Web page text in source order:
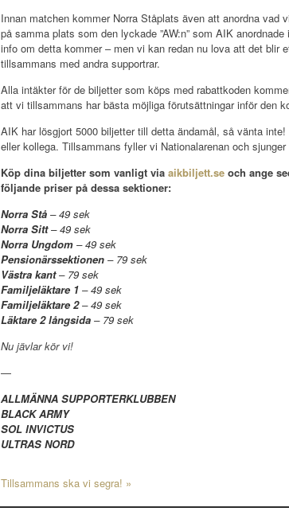
Innan matchen kommer Norra Ståplats även att anordna vad
på samma plats som den lyckade ”AW:n” som AIK
info om detta kommer – men vi kan redan nu lova att det blir
tillsammans med andra supportrar.
Alla intäkter för de biljetter som köps med rabattkoden
att vi tillsammans har bästa möjliga förutsättningar inför den
AIK har lösgjort 5000 biljetter till detta ändamål, så vänta
eller kollega. Tillsammans fyller vi Nationalarenan och
Köp dina biljetter som vanligt via aikbiljett.se och ange
följande priser på dessa sektioner:
Norra Stå – 49 sek
Norra Sitt– 49 sek
Norra Ungdom – 49 sek
Pensionärssektionen – 79 sek
Västra kant– 79 sek
Familjeläktare 1 – 49 sek
Familjeläktare 2– 49 sek
Läktare 2 långsida – 79 sek
Nu jävlar kör vi!
—
ALLMÄNNA SUPPORTERKLUBBEN
BLACK ARMY
SOL INVICTUS
ULTRAS NORD
Tillsammans ska vi segra! »